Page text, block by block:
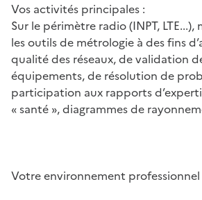
Vos activités principales :
Sur le périmètre radio (INPT,
les outils de métrologie à des fins
qualité des réseaux, de validation
équipements, de résolution de
participation aux rapports
« santé », diagrammes de
Votre environnement professionnel